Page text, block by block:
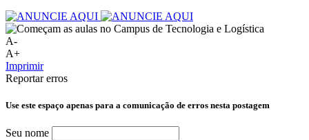
A-
A+
Imprimir
Reportar erros
Use este espaço apenas para a comunicação de erros nesta postagem
Seu nome